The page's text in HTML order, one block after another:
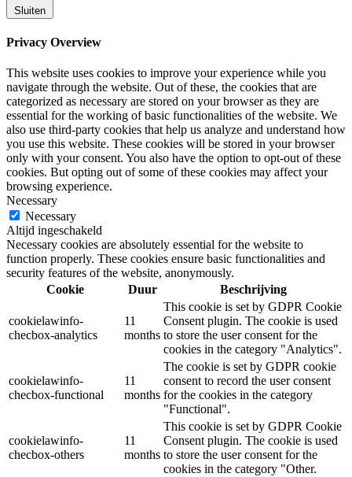
Sluiten
Privacy Overview
This website uses cookies to improve your experience while you
navigate through the website. Out of these, the cookies that are
categorized as necessary are stored on your browser as they are
essential for the working of basic functionalities of the website. We
also use third-party cookies that help us analyze and understand how
you use this website. These cookies will be stored in your browser
only with your consent. You also have the option to opt-out of these
cookies. But opting out of some of these cookies may affect your
browsing experience.
Necessary
Necessary
Altijd ingeschakeld
Necessary cookies are absolutely essential for the website to
function properly. These cookies ensure basic functionalities and
security features of the website, anonymously.
Cookie
Duur Beschrijving
cookielawinfo-
checbox-analytics
11
months
This cookie is set by GDPR Cookie
Consent plugin. The cookie is used
to store the user consent for the
cookies in the category "Analytics".
cookielawinfo-
checbox-functional
11
months
The cookie is set by GDPR cookie
consent to record the user consent
for the cookies in the category
"Functional".
cookielawinfo-
checbox-others
11
months
This cookie is set by GDPR Cookie
Consent plugin. The cookie is used
to store the user consent for the
cookies in the category "Other.